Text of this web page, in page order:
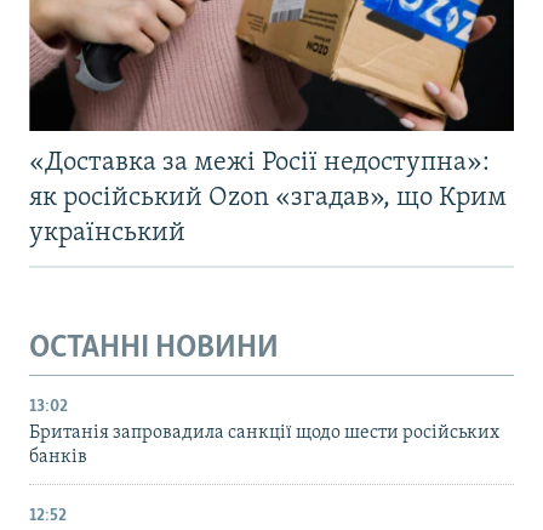
«Доставка за межі Росії недоступна»:
як російський Ozon «згадав», що Крим
український
ОСТАННІ НОВИНИ
13:02
Британія запровадила санкції щодо шести російських
банків
12:52